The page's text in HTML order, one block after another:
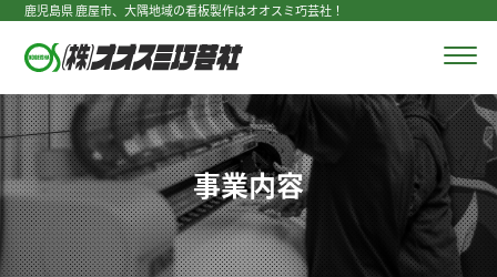
鹿児島県 鹿屋市、大隅地域の看板製作はオオスミ巧芸社！
事業内容